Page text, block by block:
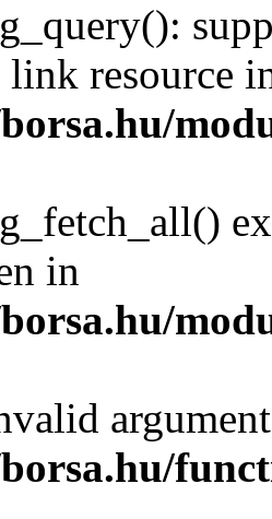
link resource
in